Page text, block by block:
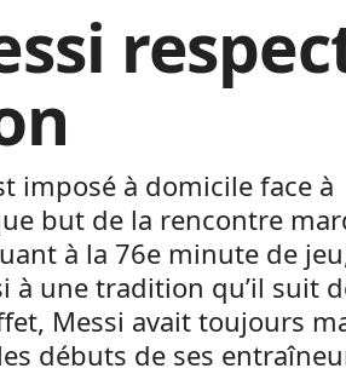
imposé à domicile face à
but de la rencontre
à la 76e minute de
à une tradition qu’il suit
Messi avait toujours
débuts de ses